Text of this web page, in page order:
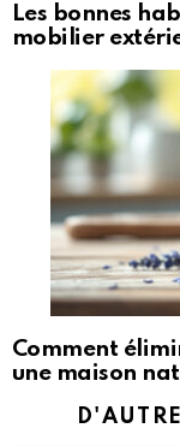
Les bonnes
mobilier
Comment
une maison